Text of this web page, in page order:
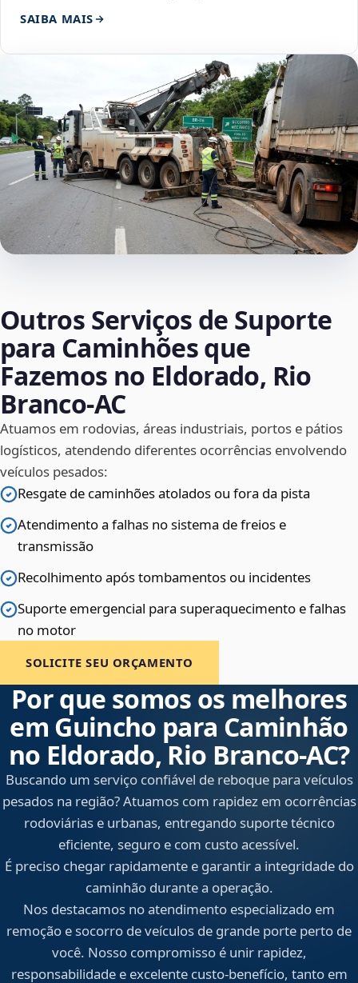
SAIBA MAIS
Outros Serviços de Suporte
para Caminhões que
Fazemos no Eldorado, Rio
Branco‑AC
Atuamos em rodovias, áreas industriais, portos e pátios
logísticos, atendendo diferentes ocorrências envolvendo
veículos pesados:
Resgate de caminhões atolados ou fora da pista
Atendimento a falhas no sistema de freios e
transmissão
Recolhimento após tombamentos ou incidentes
Suporte emergencial para superaquecimento e falhas
no motor
SOLICITE SEU ORÇAMENTO
Por que somos os melhores
em Guincho para Caminhão
no Eldorado, Rio Branco‑AC?
Buscando um serviço confiável de reboque para veículos
pesados na região? Atuamos com rapidez em ocorrências
rodoviárias e urbanas, entregando suporte técnico
eficiente, seguro e com custo acessível.
É preciso chegar rapidamente e garantir a integridade do
caminhão durante a operação.
Nos destacamos no atendimento especializado em
remoção e socorro de veículos de grande porte perto de
você. Nosso compromisso é unir rapidez,
responsabilidade e excelente custo-benefício, tanto em